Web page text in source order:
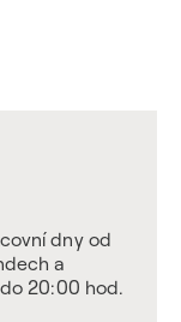
dny od
a
20:00 hod.